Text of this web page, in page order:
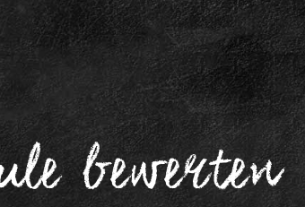
bewerten